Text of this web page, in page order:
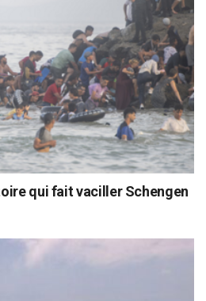
qui fait vaciller Schengen